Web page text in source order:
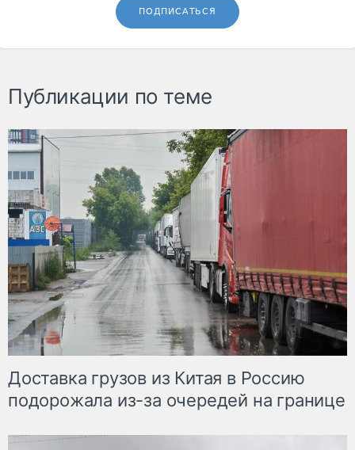
ПОДПИСАТЬСЯ
Публикации по теме
Доставка грузов из Китая в Россию
подорожала из-за очередей на границе